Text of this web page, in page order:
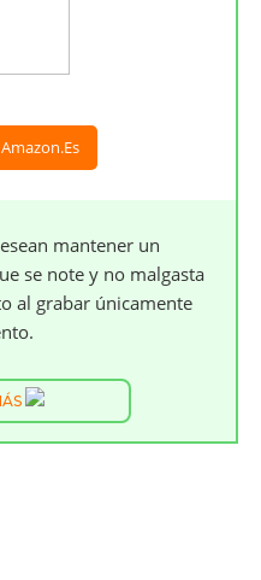
mantener un
se note y no malgasta
al grabar únicamente